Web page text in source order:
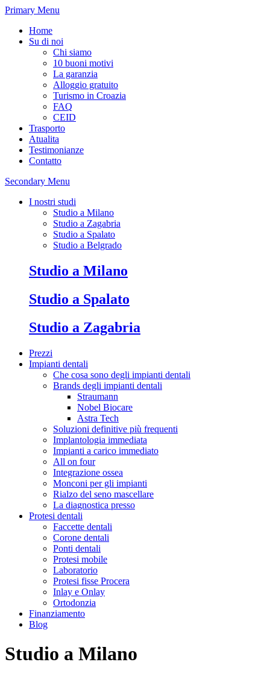
Primary Menu
Home
Su di noi
Chi siamo
10 buoni motivi
La garanzia
Alloggio gratuito
Turismo in Croazia
FAQ
CEID
Trasporto
Atualita
Testimonianze
Contatto
Secondary Menu
I nostri studi
Studio a Milano
Studio a Zagabria
Studio a Spalato
Studio a Belgrado
Studio a Milano
Studio a Spalato
Studio a Zagabria
Prezzi
Impianti dentali
Che cosa sono degli impianti dentali
Brands degli impianti dentali
Straumann
Nobel Biocare
Astra Tech
Soluzioni definitive più frequenti
Implantologia immediata
Impianti a carico immediato
All on four
Integrazione ossea
Monconi per gli impianti
Rialzo del seno mascellare
La diagnostica presso
Protesi dentali
Faccette dentali
Corone dentali
Ponti dentali
Protesi mobile
Laboratorio
Protesi fisse Procera
Inlay e Onlay
Ortodonzia
Finanziamento
Blog
Studio a Milano